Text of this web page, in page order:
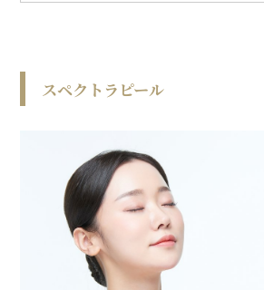
スペクトラピール